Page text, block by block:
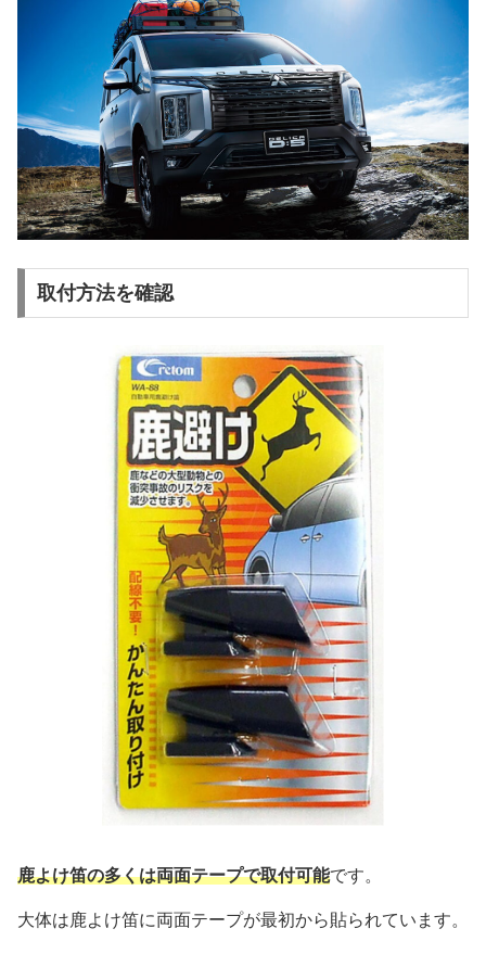
取付方法を確認
鹿よけ笛の多くは両面テープで取付可能です。
大体は鹿よけ笛に両面テープが最初から貼られています。